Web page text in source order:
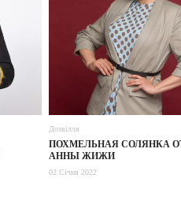
Дозвілля
ПОХМЕЛЬНАЯ СОЛЯНКА
АННЫ ЖИЖИ
02 Січня 2022